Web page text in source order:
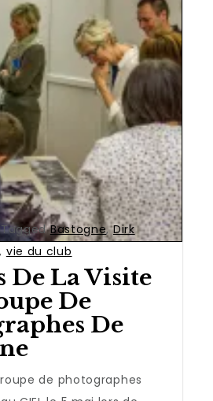
TaggedBastogne,Dirk
, vie du club
De La Visite
De
De
de photographes